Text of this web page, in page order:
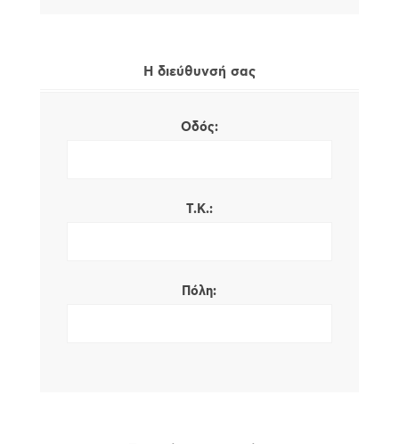
Η διεύθυνσή σας
Οδός:
Τ.Κ.:
Πόλη: